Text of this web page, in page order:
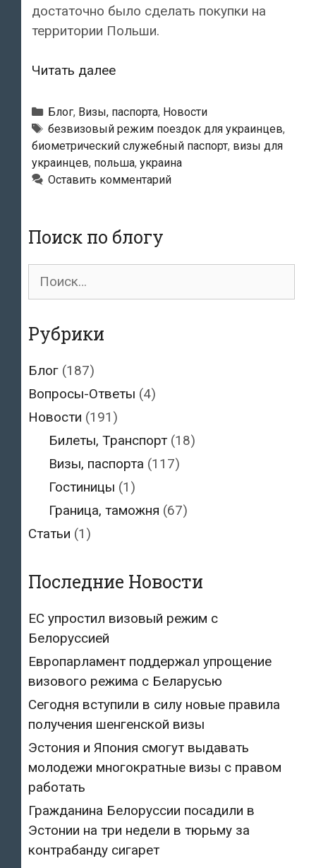
достаточно было сделать покупки на
территории Польши.
Читать далееПольша
упрощенные
визы
для
украинцев
Рубрики
Блог, Визы, паспорта, Новости
Метки
безвизовый режим поездок для украинцев,
биометрический служебный паспорт, визы для
украинцев, польша, украина
Оставить комментарий
Поиск по блогу
Поиск
Рубрики
Блог (187)
Вопросы-Ответы (4)
Новости (191)
Билеты, Транспорт(18)
Визы, паспорта (117)
Гостиницы (1)
Граница, таможня (67)
Статьи (1)
Последние Новости
ЕС упростил визовый режим с
Белоруссией
Европарламент поддержал упрощение
визового режима с Беларусью
Сегодня вступили в силу новые правила
получения шенгенской визы
Эстония и Япония смогут выдавать
молодежи многократные визы с правом
работать
Гражданина Белоруссии посадили в
Эстонии на три недели в тюрьму за
контрабанду сигарет